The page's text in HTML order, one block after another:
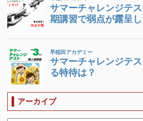
アーカイブ